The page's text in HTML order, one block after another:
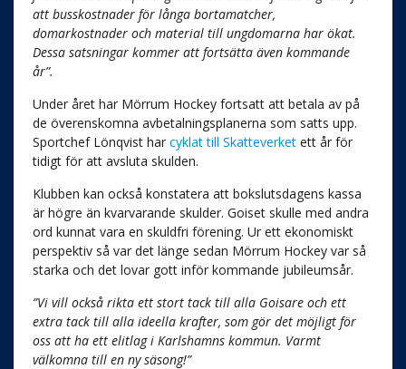
att busskostnader för långa bortamatcher,
domarkostnader och material till ungdomarna har ökat.
Dessa satsningar kommer att fortsätta även kommande
år”.
Under året har Mörrum Hockey fortsatt att betala av på
de överenskomna avbetalningsplanerna som satts upp.
Sportchef Lönqvist har cyklat till Skatteverketett år för
tidigt för att avsluta skulden.
Klubben kan också konstatera att bokslutsdagens kassa
är högre än kvarvarande skulder. Goiset skulle med andra
ord kunnat vara en skuldfri förening. Ur ett ekonomiskt
perspektiv så var det länge sedan Mörrum Hockey var så
starka och det lovar gott inför kommande jubileumsår.
”Vi vill också rikta ett stort tack till alla Goisare och ett
extra tack till alla ideella krafter, som gör det möjligt för
oss att ha ett elitlag i Karlshamns kommun. Varmt
välkomna till en ny säsong!”